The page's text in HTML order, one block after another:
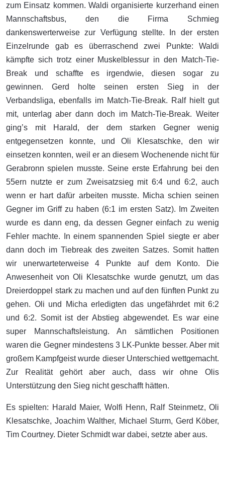
zum Einsatz kommen. Waldi organisierte kurzerhand einen
Mannschaftsbus, den die Firma Schmieg
dankenswerterweise zur Verfügung stellte. In der ersten
Einzelrunde gab es überraschend zwei Punkte: Waldi
kämpfte sich trotz einer Muskelblessur in den Match-Tie-
Break und schaffte es irgendwie, diesen sogar zu
gewinnen. Gerd holte seinen ersten Sieg in der
Verbandsliga, ebenfalls im Match-Tie-Break. Ralf hielt gut
mit, unterlag aber dann doch im Match-Tie-Break. Weiter
ging’s mit Harald, der dem starken Gegner wenig
entgegensetzen konnte, und Oli Klesatschke, den wir
einsetzen konnten, weil er an diesem Wochenende nicht für
Gerabronn spielen musste. Seine erste Erfahrung bei den
55ern nutzte er zum Zweisatzsieg mit 6:4 und 6:2, auch
wenn er hart dafür arbeiten musste. Micha schien seinen
Gegner im Griff zu haben (6:1 im ersten Satz). Im Zweiten
wurde es dann eng, da dessen Gegner einfach zu wenig
Fehler machte. In einem spannenden Spiel siegte er aber
dann doch im Tiebreak des zweiten Satzes. Somit hatten
wir unerwarteterweise 4 Punkte auf dem Konto. Die
Anwesenheit von Oli Klesatschke wurde genutzt, um das
Dreierdoppel stark zu machen und auf den fünften Punkt zu
gehen. Oli und Micha erledigten das ungefährdet mit 6:2
und 6:2. Somit ist der Abstieg abgewendet. Es war eine
super Mannschaftsleistung. An sämtlichen Positionen
waren die Gegner mindestens 3 LK-Punkte besser. Aber mit
großem Kampfgeist wurde dieser Unterschied wettgemacht.
Zur Realität gehört aber auch, dass wir ohne Olis
Unterstützung den Sieg nicht geschafft hätten.
Es spielten: Harald Maier, Wolfi Henn, Ralf Steinmetz, Oli
Klesatschke, Joachim Walther, Michael Sturm, Gerd Köber,
Tim Courtney. Dieter Schmidt war dabei, setzte aber aus.